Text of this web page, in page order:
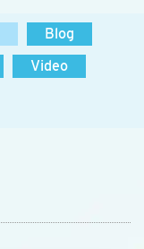
Blog
Video